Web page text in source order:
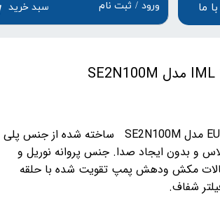
ما ورود / ثبت نام
حساب کاربری من
سفارشات
سبد خرید
ساخته شده از جنس پلی
و بدون ایجاد صدا. جنس پروانه نوریل و
مکش ودهش پمپ تقویت شده با حلقه
شفاف.